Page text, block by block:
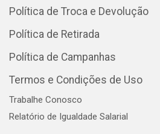
Política de Troca e Devolução
Política de Retirada
Política de Campanhas
Termos e Condições de Uso
Trabalhe Conosco
Relatório de Igualdade Salarial